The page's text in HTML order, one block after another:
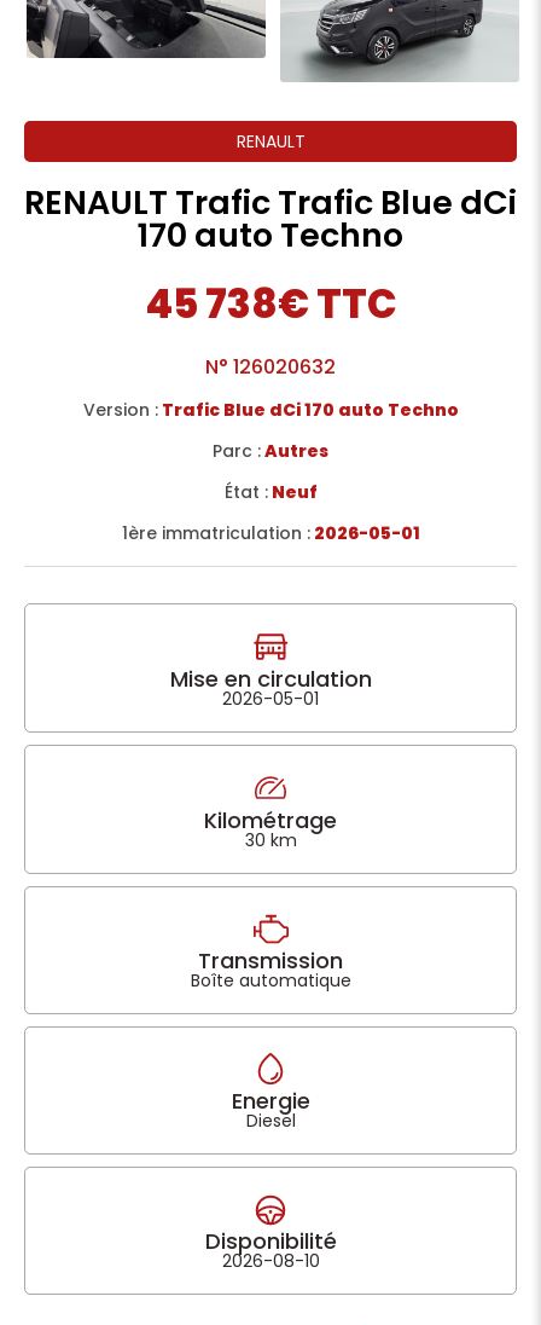
RENAULT
RENAULT Trafic Trafic Blue dCi
170 auto Techno
45 738€ TTC
N° 126020632
Version :Trafic Blue dCi 170 auto Techno
Parc :Autres
État :Neuf
1ère immatriculation :2026-05-01
Mise en circulation
2026-05-01
Kilométrage
30 km
Transmission
Boîte automatique
Energie
Diesel
Disponibilité
2026-08-10